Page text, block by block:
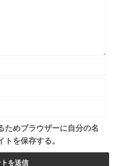
ためブラウザーに自分の名
を保存する。